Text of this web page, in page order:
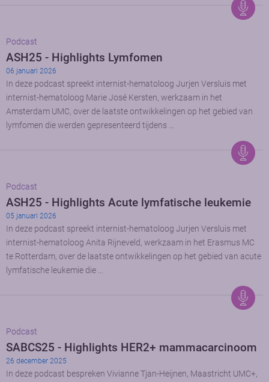
Podcast
ASH25 - Highlights Lymfomen
06 januari 2026
In deze podcast spreekt internist-hematoloog Jurjen Versluis met
internist-hematoloog Marie José Kersten, werkzaam in het
Amsterdam UMC, over de laatste ontwikkelingen op het gebied van
lymfomen die werden gepresenteerd tijdens …
Podcast
ASH25 - Highlights Acute lymfatische leukemie
05 januari 2026
In deze podcast spreekt internist-hematoloog Jurjen Versluis met
internist-hematoloog Anita Rijneveld, werkzaam in het Erasmus MC
te Rotterdam, over de laatste ontwikkelingen op het gebied van acute
lymfatische leukemie die …
Podcast
SABCS25 - Highlights HER2+ mammacarcinoom
26 december 2025
In deze podcast bespreken Vivianne Tjan-Heijnen, Maastricht UMC+,